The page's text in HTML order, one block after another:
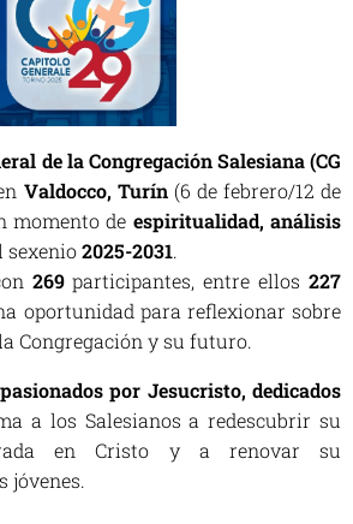
de la Congregación Salesiana (CG
Valdocco, Turín(6 de febrero/12 de
momento de espiritualidad, análisis
sexenio2025-2031.
269participantes, entre ellos 227
oportunidad para reflexionar sobre
Congregación y su futuro.
por Jesucristo, dedicados
a los Salesianos a redescubrir su
en Cristo y a renovar su
jóvenes.